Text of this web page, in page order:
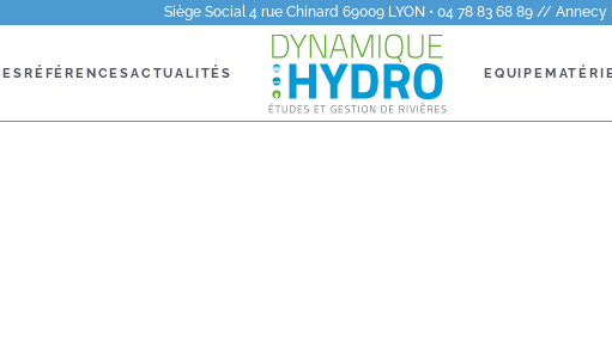
Siège Social 4 rue Chinard 69009 LYON • 04 78 83 68 89 // Annecy
RÉFÉRENCESACTUALITÉS EQUIPE